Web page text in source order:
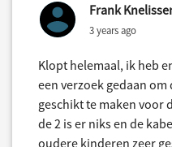
Frank
3 years ago
Klopt helemaal, ik heb
een verzoek gedaan
geschikt te maken voor
de 2 is er niks en de
oudere kinderen zeer